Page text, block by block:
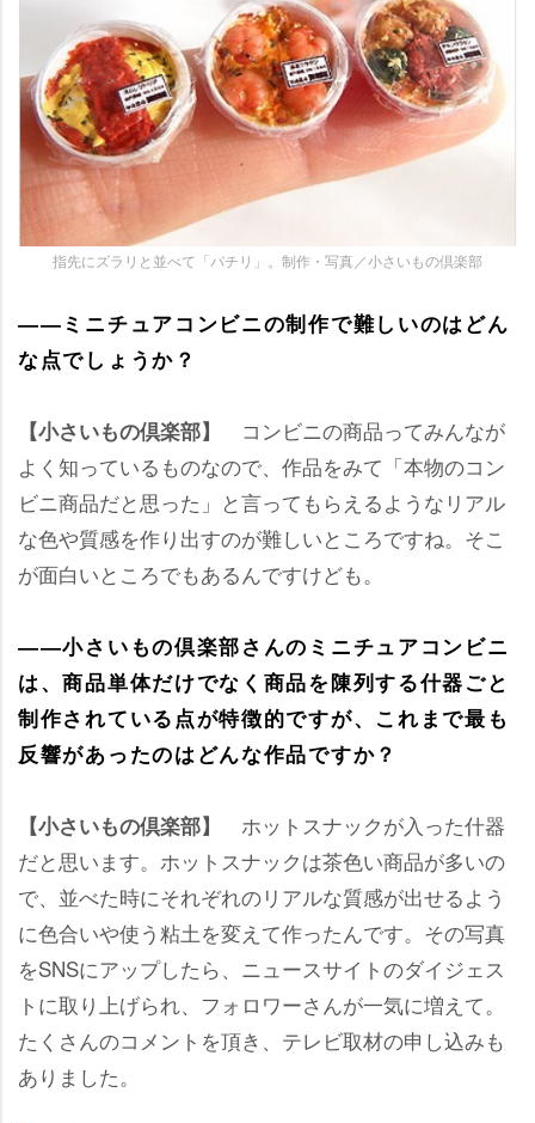
指先にズラリと並べて「パチリ」。制作・写真／小さいもの倶楽部
――ミニチュアコンビニの制作で難しいのはどん
な点でしょうか？
【小さいもの倶楽部】
コンビニの商品ってみんなが
よく知っているものなので、作品をみて「本物のコン
ビニ商品だと思った」と言ってもらえるようなリアル
な色や質感を作り出すのが難しいところですね。そこ
が面白いところでもあるんですけども。
――小さいもの倶楽部さんのミニチュアコンビニ
は、商品単体だけでなく商品を陳列する什器ごと
制作されている点が特徴的ですが、これまで最も
反響があったのはどんな作品ですか？
【小さいもの倶楽部】
ホットスナックが入った什器
だと思います。ホットスナックは茶色い商品が多いの
で、並べた時にそれぞれのリアルな質感が出せるよう
に色合いや使う粘土を変えて作ったんです。その写真
をSNSにアップしたら、ニュースサイトのダイジェス
トに取り上げられ、フォロワーさんが一気に増えて。
たくさんのコメントを頂き、テレビ取材の申し込みも
ありました。